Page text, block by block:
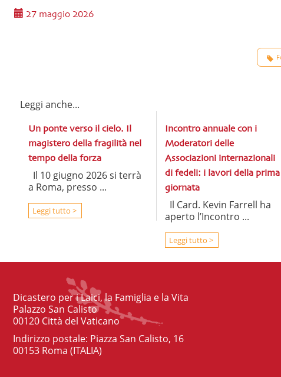
27 maggio 2026
Leggi anche...
Un ponte verso il cielo. Il
magistero della fragilità nel
tempo della forza
Il 10 giugno 2026 si terrà
a Roma, presso ...
Leggi tutto >
Incontro annuale con i
Moderatori delle
Associazioni internazionali
di fedeli: i lavori della prima
giornata
Il Card. Kevin Farrell ha
aperto l’Incontro ...
Leggi tutto >
Dicastero per i Laici, la Famiglia e la Vita
Palazzo San Calisto
00120 Città del Vaticano
Indirizzo postale: Piazza San Calisto, 16
00153 Roma (ITALIA)